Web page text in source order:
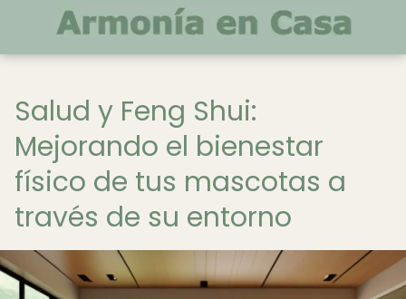
Salud y Feng Shui:
Mejorando el bienestar
físico de tus mascotas a
través de su entorno